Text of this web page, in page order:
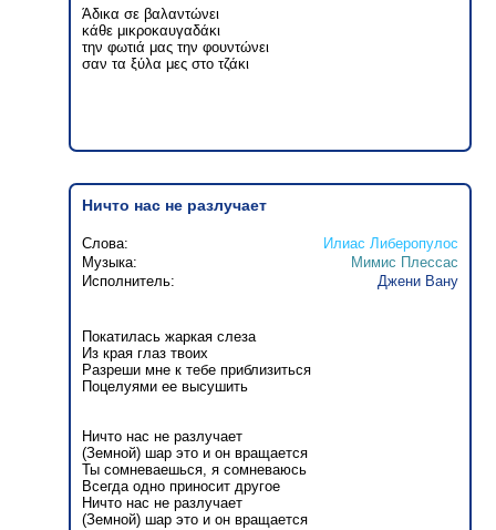
Άδικα σε βαλαντώνει
κάθε μικροκαυγαδάκι
την φωτιά μας την φουντώνει
σαν τα ξύλα μες στο τζάκι
Ничто нас не разлучает
Слова:
Илиас Либеропулос
Музыка:
Мимис Плессас
Исполнитель:
Джени Вану
Покатилась жаркая слеза
Из края глаз твоих
Разреши мне к тебе приблизиться
Поцелуями ее высушить
Ничто нас не разлучает
(Земной) шар это и он вращается
Ты сомневаешься, я сомневаюсь
Всегда одно приносит другое
Ничто нас не разлучает
(Земной) шар это и он вращается